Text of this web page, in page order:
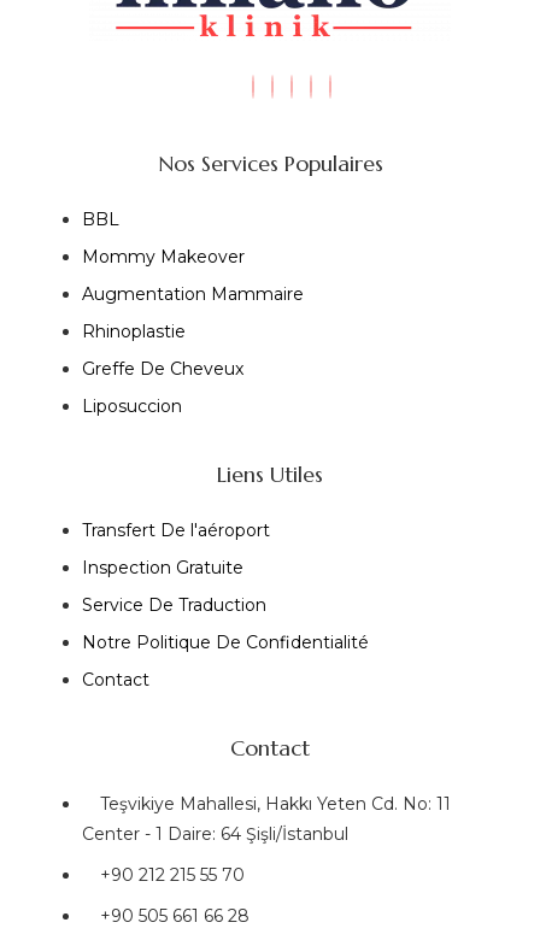
Nos Services Populaires
BBL
Mommy Makeover
Augmentation Mammaire
Rhinoplastie
Greffe De Cheveux
Liposuccion
Liens Utiles
Transfert De l'aéroport
Inspection Gratuite
Service De Traduction
Notre Politique De Confidentialité
Contact
Contact
Teşvikiye Mahallesi, Hakkı Yeten Cd. No: 11
Center - 1 Daire: 64 Şişli/İstanbul
+90 212 215 55 70
+90 505 661 66 28